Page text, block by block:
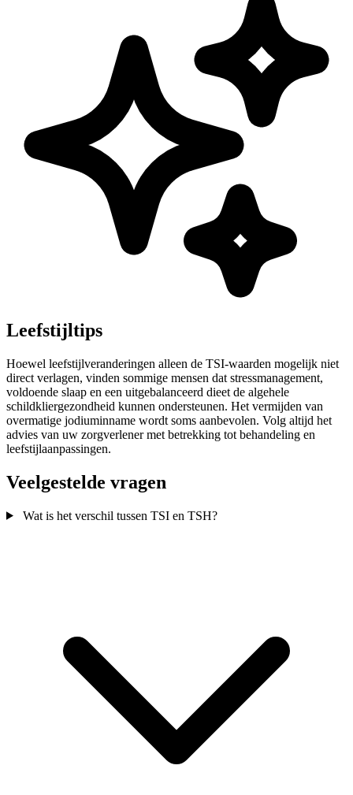
Leefstijltips
Hoewel leefstijlveranderingen alleen de TSI-waarden mogelijk niet
direct verlagen, vinden sommige mensen dat stressmanagement,
voldoende slaap en een uitgebalanceerd dieet de algehele
schildkliergezondheid kunnen ondersteunen. Het vermijden van
overmatige jodiuminname wordt soms aanbevolen. Volg altijd het
advies van uw zorgverlener met betrekking tot behandeling en
leefstijlaanpassingen.
Veelgestelde vragen
Wat is het verschil tussen TSI en TSH?